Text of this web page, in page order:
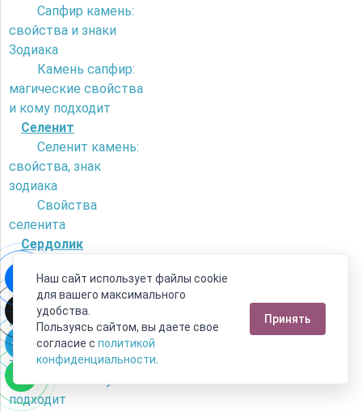
Сапфир камень:
свойства и знаки
Зодиака
Камень сапфир:
магические свойства
и кому подходит
Селенит
Селенит камень:
свойства, знак
зодиака
Свойства
селенита
Сердолик
сердолик от
искусственного
камня?
Камень сердолик
- его магические
свойства и кому
подходит
Наш сайт использует файлы cookie
для вашего максимального
удобства.
Пользуясь сайтом, вы даете свое
согласие с политикой
конфиденциальности
Принять